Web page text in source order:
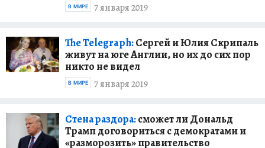
7 января 2019
В МИРЕ
The Telegraph:Сергей и Юлия Скрипаль
живут на юге Англии, но их до сих пор
никто не видел
7 января 2019
В МИРЕ
Стена раздора:сможет ли Дональд
Трамп договориться с демократами и
«разморозить» правительство